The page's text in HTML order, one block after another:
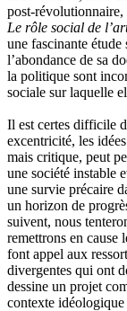
post-révolutionnaire,
Le rôle social de
une fascinante
l’abondance de sa
la politique sont
sociale sur laquelle
Il est certes difficile
excentricité, les
mais critique, peut
une société instable
une survie précaire
un horizon de
suivent, nous
remettrons en cause
font appel aux
divergentes qui ont
dessine un projet
contexte idéologique